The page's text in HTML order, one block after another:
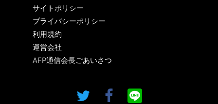
サイトポリシー
プライバシーポリシー
利用規約
運営会社
AFP通信会長ごあいさつ